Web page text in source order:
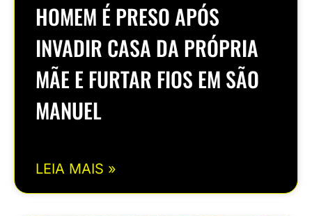
HOMEM É PRESO APÓS
INVADIR CASA DA PRÓPRIA
MÃE E FURTAR FIOS EM SÃO
MANUEL
LEIA MAIS »